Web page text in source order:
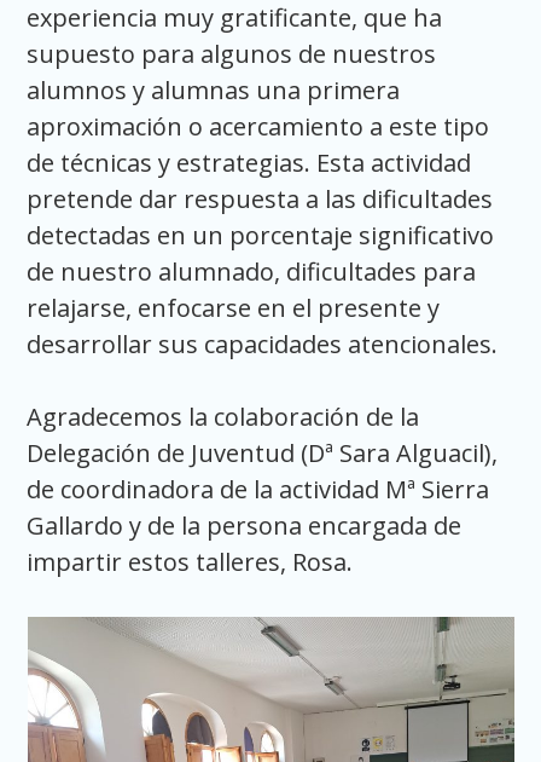
experiencia muy gratificante, que ha
supuesto para algunos de nuestros
alumnos y alumnas una primera
aproximación o acercamiento a este tipo
de técnicas y estrategias. Esta actividad
pretende dar respuesta a las dificultades
detectadas en un porcentaje significativo
de nuestro alumnado, dificultades para
relajarse, enfocarse en el presente y
desarrollar sus capacidades atencionales.
Agradecemos la colaboración de la
Delegación de Juventud (Dª Sara Alguacil),
de coordinadora de la actividad Mª Sierra
Gallardo y de la persona encargada de
impartir estos talleres, Rosa.